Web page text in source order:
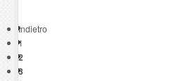
Indietro
1
2
3